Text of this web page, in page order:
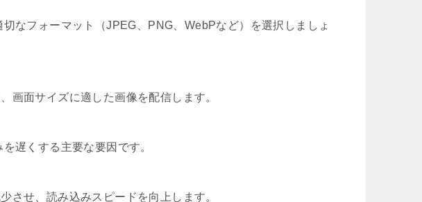
なフォーマット（JPEG、PNG、WebPなど）を選択しましょ
画面サイズに適した画像を配信します。
遅くする主要な要因です。
させ、読み込みスピードを向上します。